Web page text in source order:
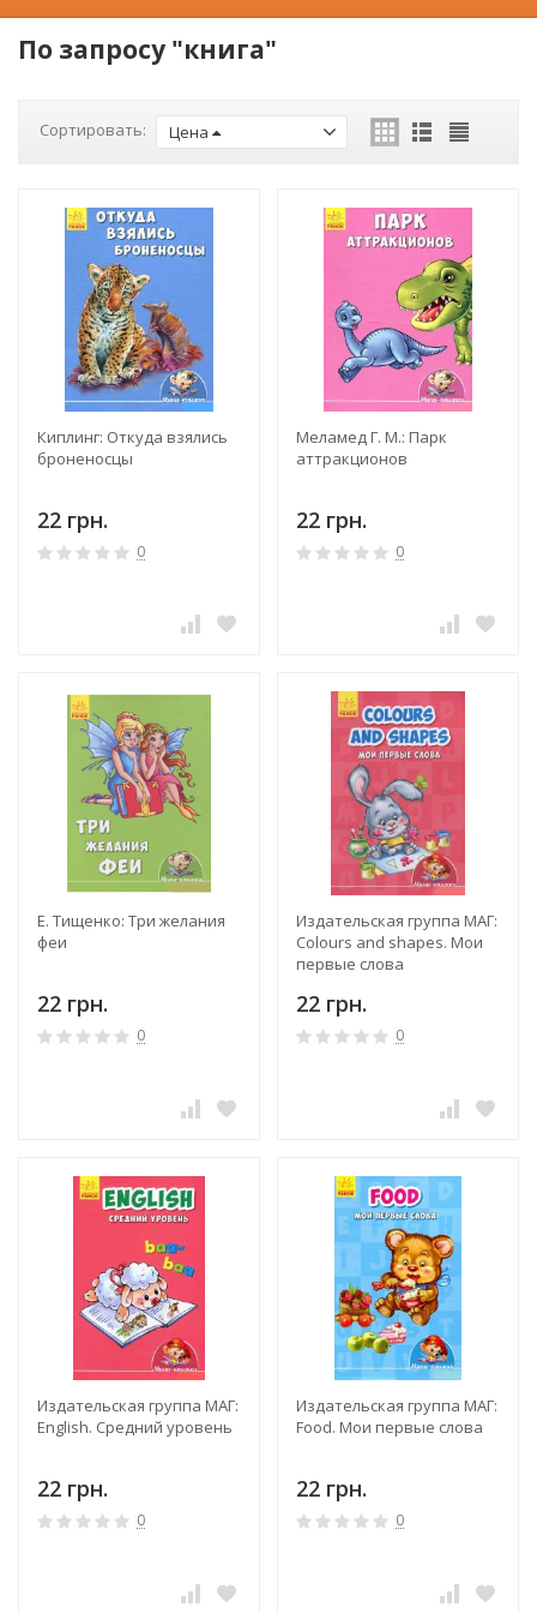
По запросу "книга"
Сортировать: Цена
Киплинг: Откуда взялись
броненосцы
22 грн.
0
Меламед Г. М.: Парк
аттракционов
22 грн.
0
Е. Тищенко: Три желания
феи
22 грн.
0
Издательская группа МАГ:
Colours and shapes. Мои
первые слова
22 грн.
0
Издательская группа МАГ:
English. Средний уровень
22 грн.
0
Издательская группа МАГ:
Food. Мои первые слова
22 грн.
0